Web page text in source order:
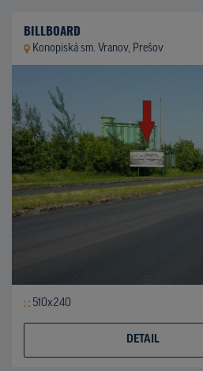
BILLBOARD
Konopiská sm. Vranov, Prešov
510x240
DETAIL